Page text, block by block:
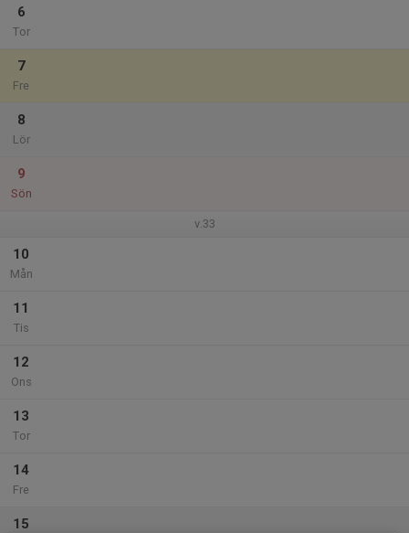
6
Tor
7
Fre
8
Lör
9
Sön
v.33
10
Mån
11
Tis
12
Ons
13
Tor
14
Fre
15